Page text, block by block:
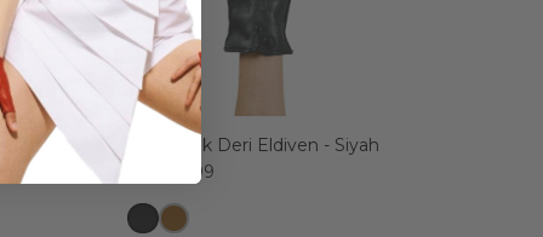
Deri Eldiven
Alfa Erkek Deri Eldiven - Siyah
₺ 3,299.99